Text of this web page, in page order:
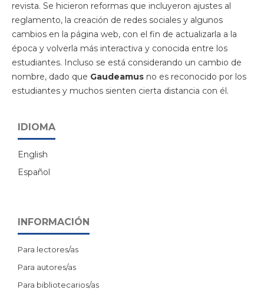
revista. Se hicieron reformas que incluyeron ajustes al
reglamento, la creación de redes sociales y algunos
cambios en la página web, con el fin de actualizarla a la
época y volverla más interactiva y conocida entre los
estudiantes. Incluso se está considerando un cambio de
nombre, dado que Gaudeamusno es reconocido por los
estudiantes y muchos sienten cierta distancia con él.
IDIOMA
English
Español
INFORMACIÓN
Para lectores/as
Para autores/as
Para bibliotecarios/as